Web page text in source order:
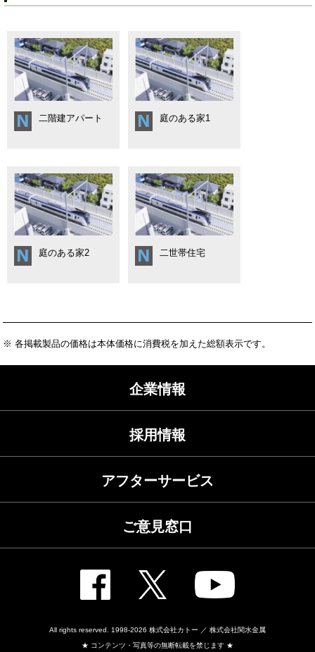
二階建アパート 庭のある家1
庭のある家2 二世帯住宅
※ 各掲載製品の価格は本体価格に消費税を加えた総額表示です。
企業情報
採用情報
アフターサービス
ご意見窓口
All rights reserved. 1998-2026 株式会社カトー ／ 株式会社関水金属
★ コンテンツ・写真等の無断転載を禁じます ★